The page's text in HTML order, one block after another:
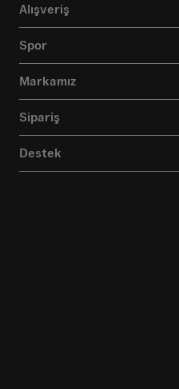
Alışveriş
Spor
Markamız
Sipariş
Destek